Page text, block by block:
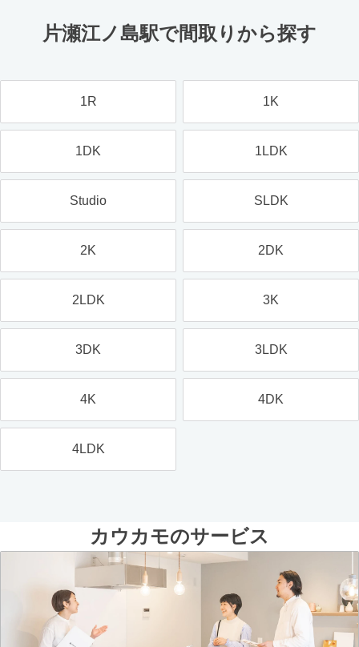
片瀬江ノ島駅で間取りから探す
1R 1K
1DK 1LDK
Studio SLDK
2K 2DK
2LDK 3K
3DK 3LDK
4K 4DK
4LDK
カウカモのサービス